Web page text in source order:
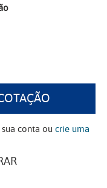
sua conta oucrie uma